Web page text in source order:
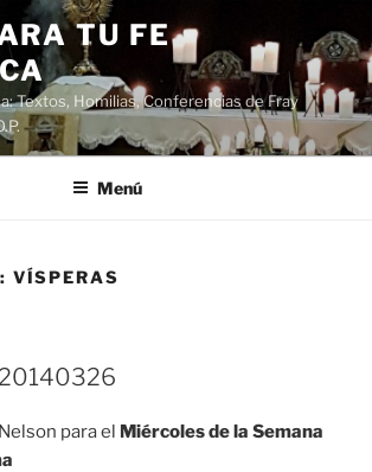
TU FE
Textos, Homilias, Conferencias de Fray
Menú
VÍSPERAS
para el Miércoles de la Semana